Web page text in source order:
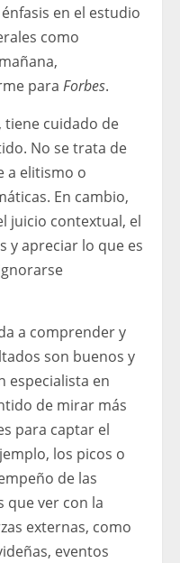
en el estudio
como
para Forbes.
tiene cuidado de
No se trata de
a elitismo o
En cambio,
juicio contextual, el
y apreciar lo que es
a comprender y
son buenos y
especialista en
de mirar más
para captar el
los picos o
de las
que ver con la
externas, como
eventos